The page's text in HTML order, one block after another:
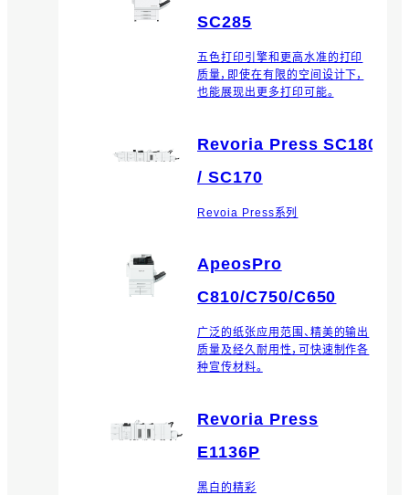
SC285
五色打印引擎和更高水准的打印
质量，即使在有限的空间设计下，
也能展现出更多打印可能。
Revoria Press SC180
/ SC170
Revoia Press系列
ApeosPro
C810/C750/C650
广泛的纸张应用范围、精美的输出
质量及经久耐用性，可快速制作各
种宣传材料。
Revoria Press
E1136P
黑白的精彩